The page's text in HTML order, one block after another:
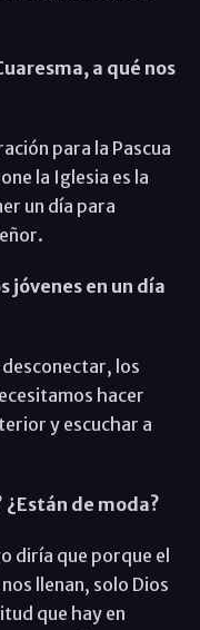
a qué nos
para la Pascua
la Iglesia es la
un día para
jóvenes en un día
los
hacer
y escuchar a
de moda?
diría que porque el
llenan, solo Dios
que hay en